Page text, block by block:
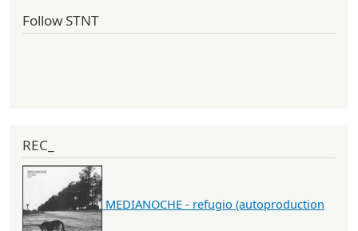
Follow STNT
REC_
MEDIANOCHE - refugio (autoproduction